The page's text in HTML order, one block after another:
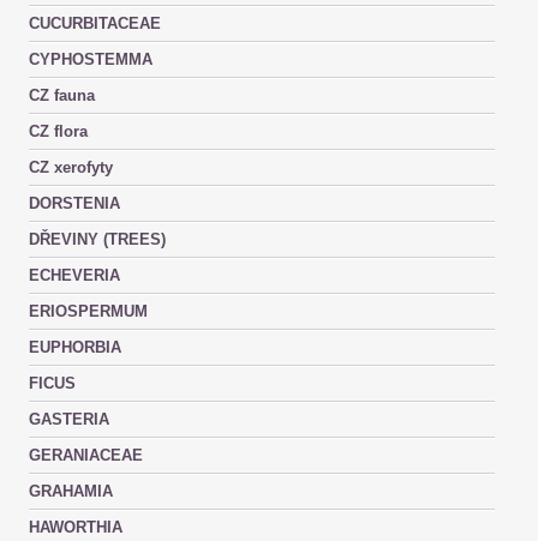
CUCURBITACEAE
CYPHOSTEMMA
CZ fauna
CZ flora
CZ xerofyty
DORSTENIA
DŘEVINY (TREES)
ECHEVERIA
ERIOSPERMUM
EUPHORBIA
FICUS
GASTERIA
GERANIACEAE
GRAHAMIA
HAWORTHIA